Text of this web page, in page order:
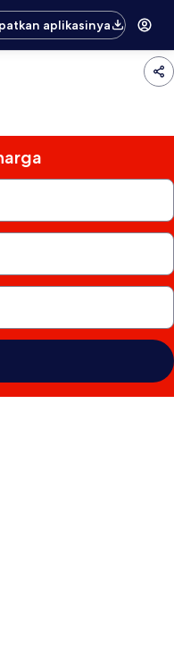
aplikasinya